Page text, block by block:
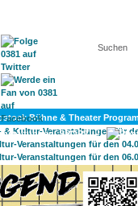
KONTAKT
SPORT